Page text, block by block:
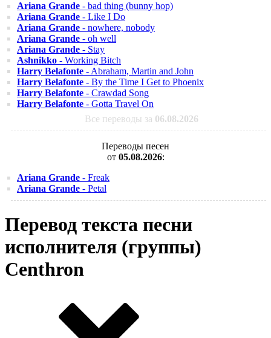
Ariana Grande - bad thing (bunny hop)
Ariana Grande - Like I Do
Ariana Grande - nowhere, nobody
Ariana Grande - oh well
Ariana Grande - Stay
Ashnikko - Working Bitch
Harry Belafonte - Abraham, Martin and John
Harry Belafonte - By the Time I Get to Phoenix
Harry Belafonte - Crawdad Song
Harry Belafonte - Gotta Travel On
Все переводы за 06.08.2026
Переводы песен
от 05.08.2026:
Ariana Grande - Freak
Ariana Grande - Petal
Перевод текста песни
исполнителя (группы)
Centhron